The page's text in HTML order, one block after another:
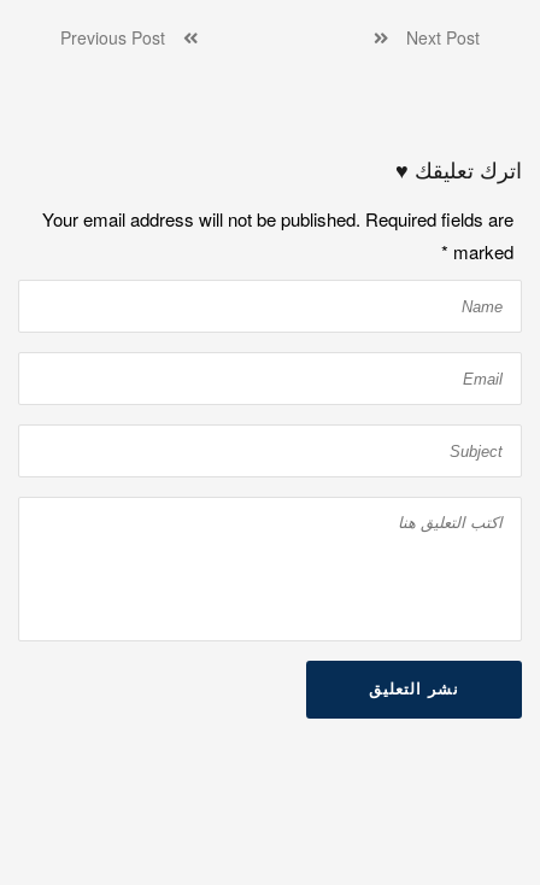
Next Post
اترك تعليقك ♥
Your email address will not be published. Required fields are
marked
*
نشر التعليق